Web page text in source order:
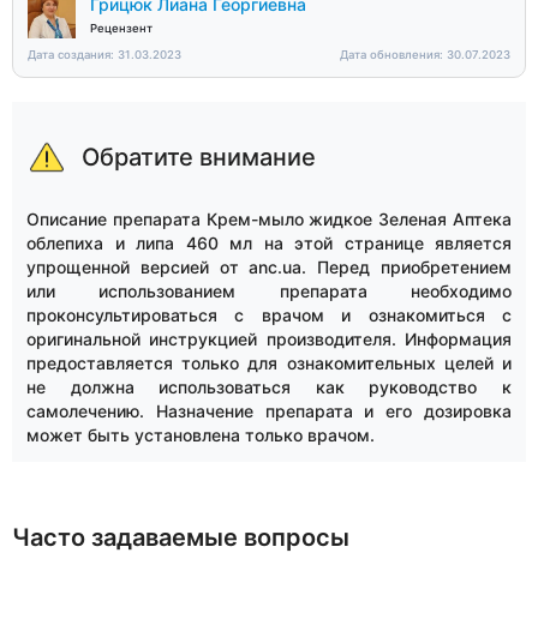
Грицюк Лиана Георгиевна
Рецензент
Дата создания: 31.03.2023
Дата обновления: 30.07.2023
Обратите внимание
Описание препарата Крем-мыло жидкое Зеленая Аптека
облепиха и липа 460 мл на этой странице является
упрощенной версией от anc.ua. Перед приобретением
или использованием препарата необходимо
проконсультироваться с врачом и ознакомиться с
оригинальной инструкцией производителя. Информация
предоставляется только для ознакомительных целей и
не должна использоваться как руководство к
самолечению. Назначение препарата и его дозировка
может быть установлена только врачом.
Часто задаваемые вопросы